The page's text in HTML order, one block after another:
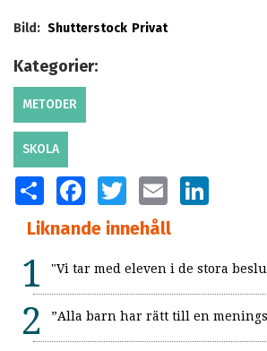
Bild: Shutterstock Privat
Kategorier:
METODER
SKOLA
SHARE FACEBOOKTWITTER EMAIL
Liknande innehåll
"Vi tar med eleven i de stora
”Alla barn har rätt till en